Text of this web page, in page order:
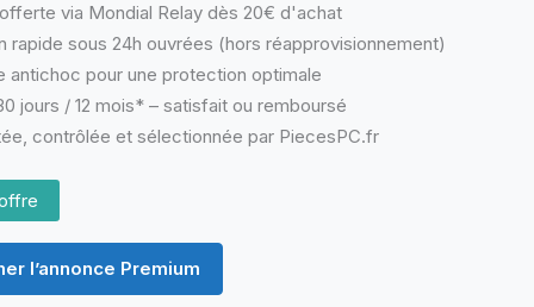
via Mondial Relay dès 20€ d'achat
rapide sous 24h ouvrées (hors réapprovisionnement)
antichoc pour une protection optimale
jours / 12 mois* – satisfait ou remboursé
contrôlée et sélectionnée par PiecesPC.fr
l’annonce Premium